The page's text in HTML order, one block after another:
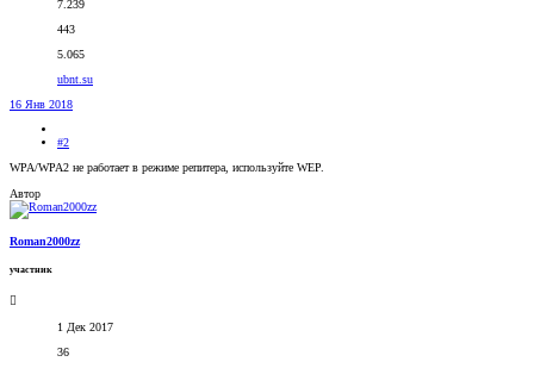
7.239
443
5.065
ubnt.su
16 Янв 2018
#2
WPA/WPA2 не работает в режиме репитера, используйте WEP.
Автор
Roman2000zz
участник
1 Дек 2017
36